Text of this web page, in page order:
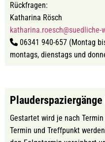
Rückfragen:
Katharina Rösch
katharina.roesch@suedliche-
06341 940-657 (Montag
montags, dienstags und
Gestartet wird je nach
Termin und Treffpunkt